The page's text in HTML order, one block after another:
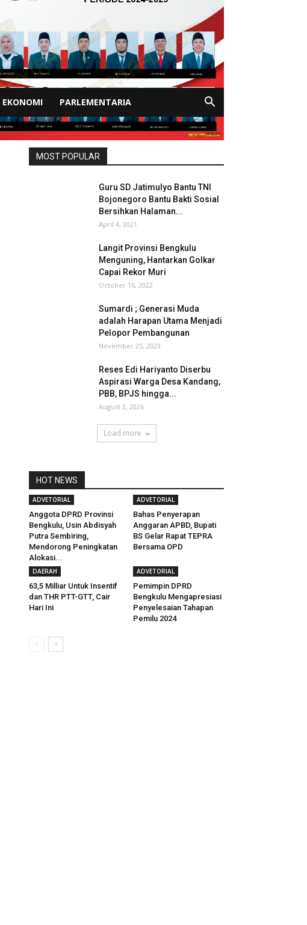
EKONOMI PARLEMENTARIA
MOST POPULAR
Guru SD Jatimulyo Bantu TNI
Bojonegoro Bantu Bakti Sosial
Bersihkan Halaman...
April 4, 2021
Langit Provinsi Bengkulu
Menguning, Hantarkan Golkar
Capai Rekor Muri
October 16, 2022
Sumardi ; Generasi Muda
adalah Harapan Utama Menjadi
Pelopor Pembangunan
November 25, 2023
Reses Edi Hariyanto Diserbu
Aspirasi Warga Desa Kandang,
PBB, BPJS hingga...
August 2, 2026
Load more
HOT NEWS
ADVETORIAL
Anggota DPRD Provinsi
Bengkulu, Usin Abdisyah
Putra Sembiring,
Mendorong Peningkatan
Alokasi...
ADVETORIAL
Bahas Penyerapan
Anggaran APBD, Bupati
BS Gelar Rapat TEPRA
Bersama OPD
DAERAH
63,5 Milliar Untuk Insentif
dan THR PTT-GTT, Cair
Hari Ini
ADVETORIAL
Pemimpin DPRD
Bengkulu Mengapresiasi
Penyelesaian Tahapan
Pemilu 2024